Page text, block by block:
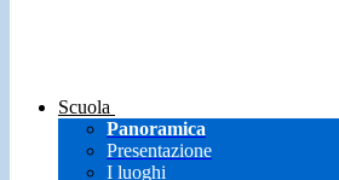
Scuola
Panoramica
Presentazione
I luoghi